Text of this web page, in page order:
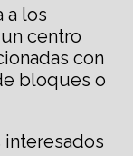
a los
centro
con
bloques o